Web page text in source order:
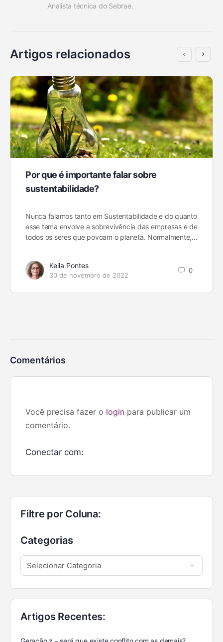
Analista técnica do Sebrae.
Artigos relacionados
Por que é importante falar sobre
sustentabilidade?
Nunca falamos tanto em Sustentabilidade e do quanto
esse tema envolve a sobrevivência das empresas e de
todos os seres que povoam o planeta. Normalmente,…
Keila Pontes
30 de novembro de 2022
0
Comentários
Você precisa fazer o login para publicar um
comentário.
Conectar com:
Filtre por Coluna:
Categorias
Artigos Recentes: